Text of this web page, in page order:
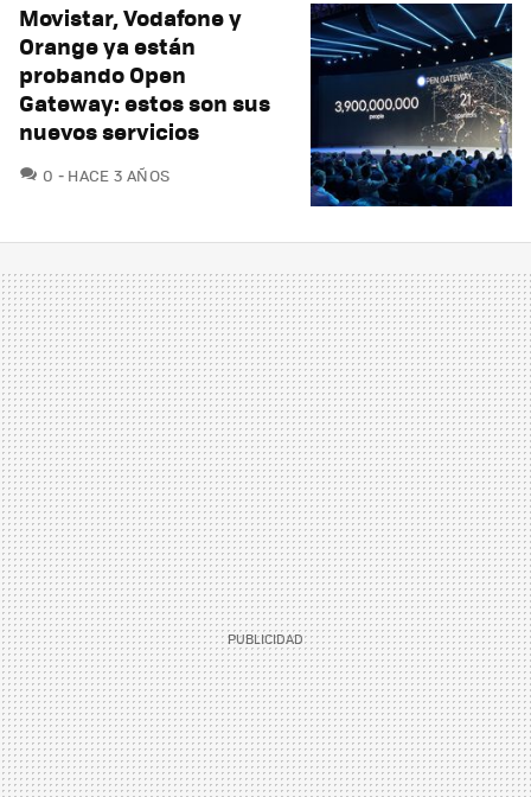
Movistar, Vodafone y
Orange ya están
probando Open
Gateway: estos son sus
nuevos servicios
0 COMENTARIOS
HACE 3 AÑOS